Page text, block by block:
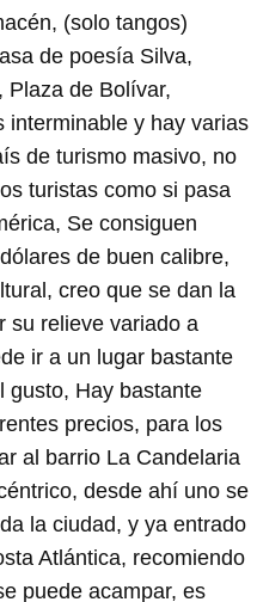
(solo tangos)
de poesía Silva,
Plaza de Bolívar,
interminable y hay varias
de turismo masivo, no
turistas como si pasa
Se consiguen
de buen calibre,
creo que se dan la
su relieve variado a
ir a un lugar bastante
gusto, Hay bastante
precios, para los
al barrio La Candelaria
desde ahí uno se
la ciudad, y ya entrado
Atlántica, recomiendo
puede acampar, es